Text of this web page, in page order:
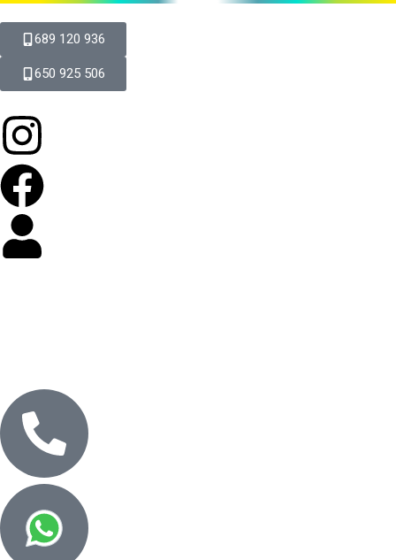
689 120 936
650 925 506